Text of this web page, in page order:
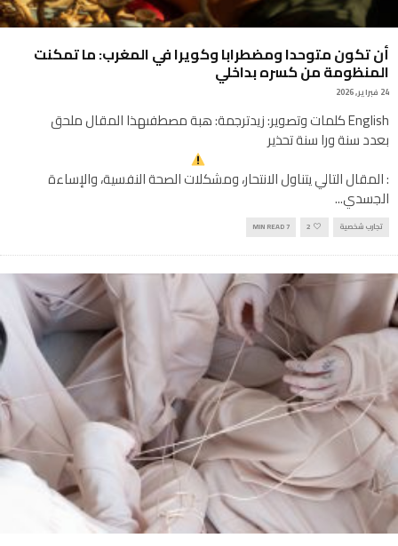
أن تكون متوحدا ومضطرابا وكويرا في المغرب: ما تمكنت
المنظومة من كسره بداخلي
24 فبراير, 2026
English كلمات وتصوير: زيدترجمة: هبة مصطفىهذا المقال ملحق
بعدد سنة ورا سنة تحذير
: المقال التالي يتناول الانتحار، ومشكلات الصحة النفسية، والإساءة
الجسدي...
تجارب شخصية 2
7 MIN READ